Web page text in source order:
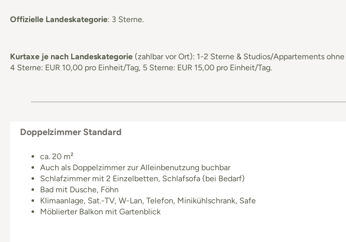
Offizielle Landeskategorie: 3 Sterne.
Kurtaxe je nach Landeskategorie (zahlbar vor Ort): 1-2 Sterne & Studios/Appartements
4 Sterne: EUR 10,00 pro Einheit/Tag, 5 Sterne: EUR 15,00 pro Einheit/Tag.
Doppelzimmer Standard
ca. 20 m²
Auch als Doppelzimmer zur Alleinbenutzung buchbar
Schlafzimmer mit 2 Einzelbetten, Schlafsofa (bei Bedarf)
Bad mit Dusche, Föhn
Klimaanlage, Sat.-TV, W-Lan, Telefon, Minikühlschrank, Safe
Möblierter Balkon mit Gartenblick